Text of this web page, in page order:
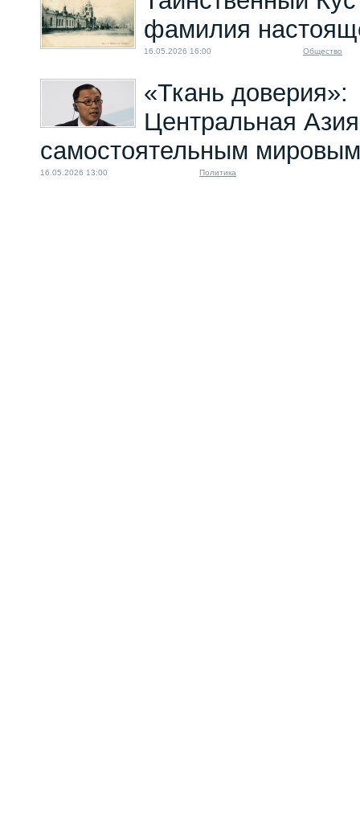
фамилия
16.05.2026 16:00 Общество
«Ткань доверия»:
Центральная
самостоятельным
16.05.2026 13:00 Политика